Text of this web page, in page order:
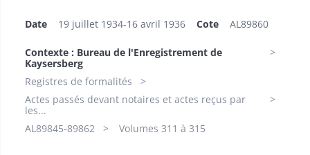
Date 19 juillet 1934-16 avril 1936 Cote AL89860
Contexte : Bureau de l'Enregistrement de
Kaysersberg
Registres de formalités
Actes passés devant notaires et actes reçus par
les...
AL89845-89862
Volumes 311 à 315